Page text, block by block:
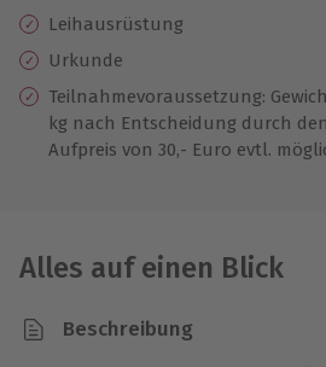
Leihausrüstung
Urkunde
Teilnahmevoraussetzung:
kg nach Entscheidung durch
Aufpreis von 30,- Euro evtl.
Alles auf einen Blick
Beschreibung